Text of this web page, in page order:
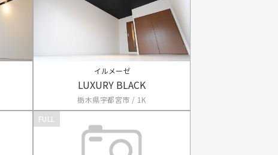
イルメーゼ
LUXURY BLACK
栃木県宇都宮市 / 1K
FULL